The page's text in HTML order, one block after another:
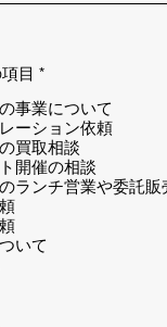
目 *
事業について
ーション依頼
買取相談
開催の相談
ランチ営業や委託
いて